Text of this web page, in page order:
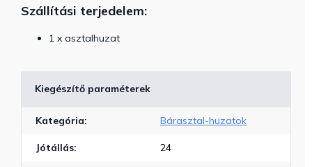
Szállítási terjedelem:
1 x asztalhuzat
Kiegészítő paraméterek
Kategória: Bárasztal-huzatok
Jótállás: 24